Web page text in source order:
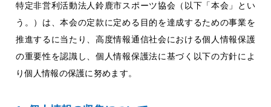
特定非営利活動法人鈴鹿市スポーツ協会（以下「本会」とい
う。）は、本会の定款に定める目的を達成するための事業を
推進するに当たり、高度情報通信社会における個人情報保護
の重要性を認識し、個人情報保護法に基づく以下の方針によ
り個人情報の保護に努めます。